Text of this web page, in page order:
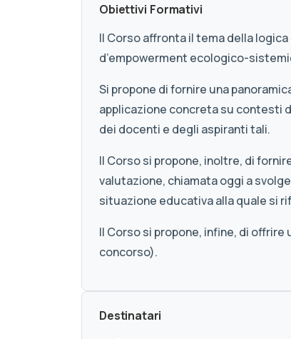
Obiettivi Formativi
Il Corso affronta il tema della
d’empowerment ecologico-
Si propone di fornire una
applicazione concreta su contesti
dei docenti e degli aspiranti tali.
Il Corso si propone, inoltre, di
valutazione, chiamata oggi a
situazione educativa alla quale si
Il Corso si propone, infine, di
concorso).
Destinatari